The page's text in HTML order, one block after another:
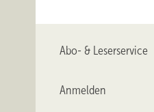
Abo- & Leserservice
Anmelden